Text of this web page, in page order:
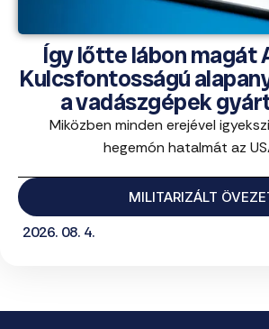
Így lőtte lábon magát
Kulcsfontosságú
a vadászgépek
Miközben minden erejével
hegemón hatalmát az
MILITARIZÁLT
2026. 08. 4.